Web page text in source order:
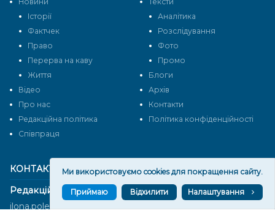
КОНТАКТИ
Редакційний відділ:
ilona.polesova@gmail.com
Історії
Аналітика
Фактчек
Розслідування
Право
Фото
Перерва на каву
Промо
Життя
Блоги
Відео
Архів
Про нас
Контакти
Редакційна політика
Політика конфіденційності
Cпівпраця
Ми використовуємо cookies для покращення сайту.
Приймаю Відхилити Налаштування